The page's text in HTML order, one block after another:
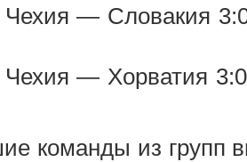
— Словакия
— Хорватия
команды из групп